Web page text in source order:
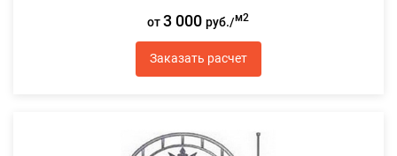
от3 000руб./м2
Заказать расчет